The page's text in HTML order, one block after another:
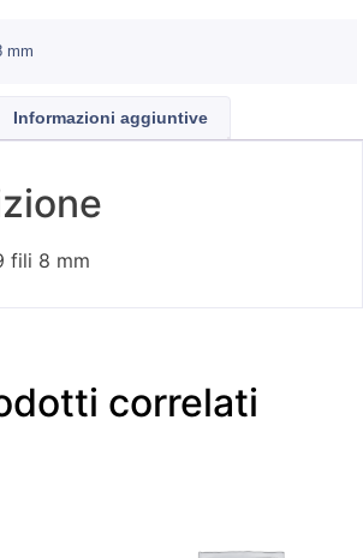
mm
Informazioni aggiuntive
fili 8 mm
correlati